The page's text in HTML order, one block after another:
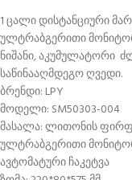
1 ცალი დისტანციური
ულტრაბგერითი
ნიშანი, აკუმულატორი
საწინააღმდეგო ღვედი.
ბრენდი: LPY
მოდელი: SM50303-004
მასალა: ლითონის
ულტრაბგერითი
ავტომატური ჩაკეტვა